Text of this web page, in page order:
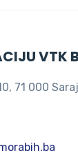
VTK
71 000